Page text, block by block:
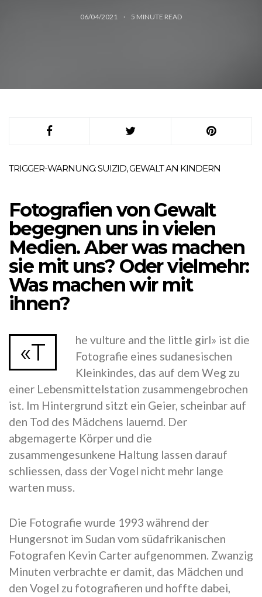
06/04/2021 5 MINUTE READ
TRIGGER-WARNUNG: SUIZID, GEWALT AN KINDERN
Fotografien von Gewalt
begegnen uns in vielen
Medien. Aber was machen
sie mit uns? Oder vielmehr:
Was machen wir mit
ihnen?
«T
he vulture and the little girl» ist die
Fotografie eines sudanesischen
Kleinkindes, das auf dem Weg zu
einer Lebensmittelstation zusammengebrochen
ist. Im Hintergrund sitzt ein Geier, scheinbar auf
den Tod des Mädchens lauernd. Der
abgemagerte Körper und die
zusammengesunkene Haltung lassen darauf
schliessen, dass der Vogel nicht mehr lange
warten muss.
Die Fotografie wurde 1993 während der
Hungersnot im Sudan vom südafrikanischen
Fotografen Kevin Carter aufgenommen. Zwanzig
Minuten verbrachte er damit, das Mädchen und
den Vogel zu fotografieren und hoffte dabei,